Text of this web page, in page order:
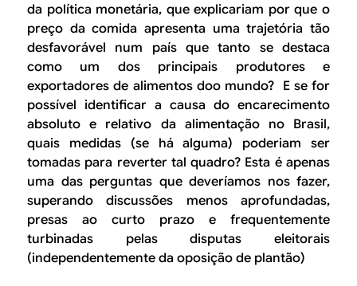
da política monetária, que explicariam por que o
preço da comida apresenta uma trajetória tão
desfavorável num país que tanto se destaca
como um dos principais produtores e
exportadores de alimentos doo mundo? E se for
possível identificar a causa do encarecimento
absoluto e relativo da alimentação no Brasil,
quais medidas (se há alguma) poderiam ser
tomadas para reverter tal quadro? Esta é apenas
uma das perguntas que deveríamos nos fazer,
superando discussões menos aprofundadas,
presas ao curto prazo e frequentemente
turbinadas pelas disputas eleitorais
(independentemente da oposição de plantão)